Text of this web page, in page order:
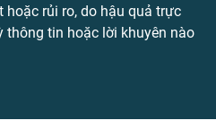
hoặc rủi ro, do hậu quả trực
thông tin hoặc lời khuyên nào